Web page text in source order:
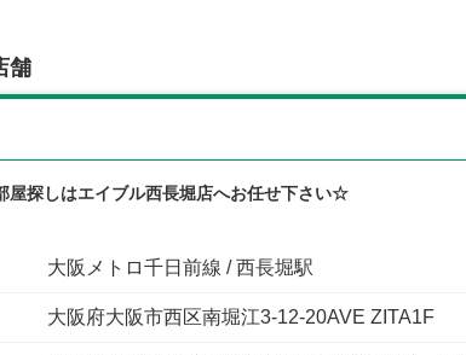
舗
屋探しはエイブル西長堀店へお任せ下さい☆
大阪メトロ千日前線 / 西長堀駅
大阪府大阪市西区南堀江3-12-20AVE ZITA1F